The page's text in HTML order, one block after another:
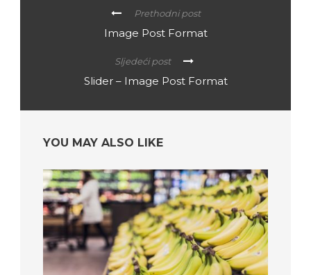
Prethodni post
Image Post Format
Sljedeći post
Slider – Image Post Format
YOU MAY ALSO LIKE